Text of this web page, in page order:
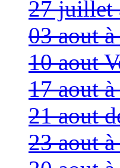
27 juillet
03 aout
10 aout
17 aout
21 aout
23 aout